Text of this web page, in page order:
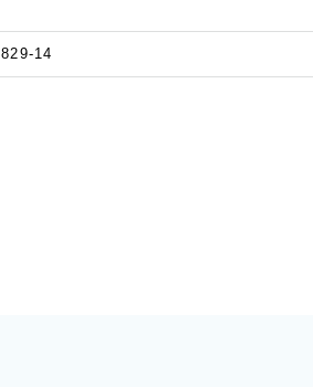
14